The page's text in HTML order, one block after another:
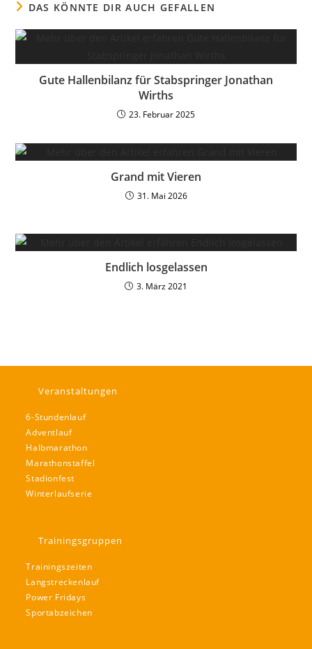
DAS KÖNNTE DIR AUCH GEFALLEN
Gute Hallenbilanz für Stabspringer Jonathan
Wirths
23. Februar 2025
Grand mit Vieren
31. Mai 2026
Endlich losgelassen
3. März 2021
Veranstaltungen
6-Stundenlauf
Adventlauf
Halbmarathon
Marathonstaffel
Stadionfest
Winterlaufserie
Trainingsgruppen
Trainingszeiten
Langstreckenlauf
Power Fridays
Sportabzeichen